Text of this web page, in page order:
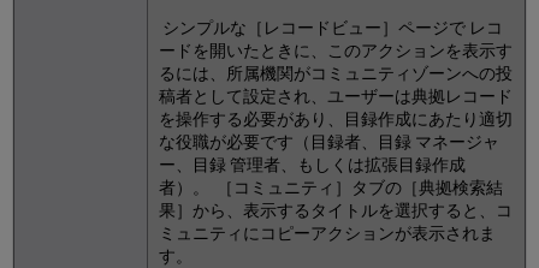
シンプルな［レコードビュー］ページで レコ
ードを開いたときに、このアクションを表示す
るには、所属機関がコミュニティゾーンへの投
稿者として設定され、ユーザーは典拠レコード
を操作する必要があり、目録作成にあたり適切
な役職が必要です（目録者、目録 マネージャ
ー、目録 管理者、もしくは拡張目録作成
者）。 ［コミュニティ］タブの［典拠検索結
果］から、表示するタイトルを選択すると、コ
ミュニティにコピーアクションが表示されま
す。